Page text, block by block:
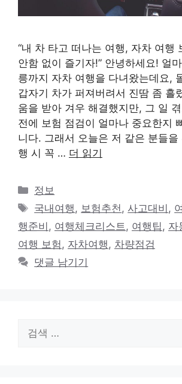
“내 차 타고 떠나는 여행, 자차 여행
안함 없이 즐기자!” 안녕하세요! 얼
릉까지 자차 여행을 다녀왔는데요,
갑자기 차가 퍼져버려서 진땀 좀 흘
움을 받아 겨우 해결했지만, 그 일
전에 보험 점검이 얼마나 중요한지
니다. 그래서 오늘은 저 같은 분들을
행 시 꼭 … 더 읽기
카
테
리
정보
태
그
국내여행, 보험추천, 사고대비 ,
행준비 , 여행체크리스트, 여행팁, 자
여행 보험, 자차여행, 차량점검
댓글 남기기
색: